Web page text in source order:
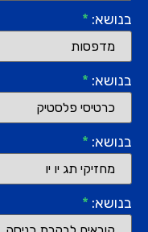
בנושא: *
בנושא: *
בנושא: *
בנושא: *